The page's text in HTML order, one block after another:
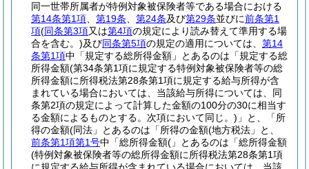
同一世帯所属者が特例対象被保険者等である場合における
第14条第1項
第19条 第24条及び第29条並びに前条第1
項(同条第3項又は第4項の規定により読み替えて準用する場
合を含む。)及び同条第5項の規定の適用については、 第14
条第1項中「規定する総所得金額」とあるのは「規定する総
所得金額(第34条第1項に規定する特例対象被保険者等の総
所得金額に所得税法第28条第1項に規定する給与所得が含
まれている場合においては、当該給与所得については、同
条第2項の規定によって計算した金額の100分の30に相当す
る金額によるものとする。次項において同じ。) 」と、「所
得の金額(同法」とあるのは「所得の金額(地方税法」と、
前条第1項第1号中「総所得金額(」とあるのは「総所得金額
(特例対象被保険者等の総所得金額に所得税法第28条第1項